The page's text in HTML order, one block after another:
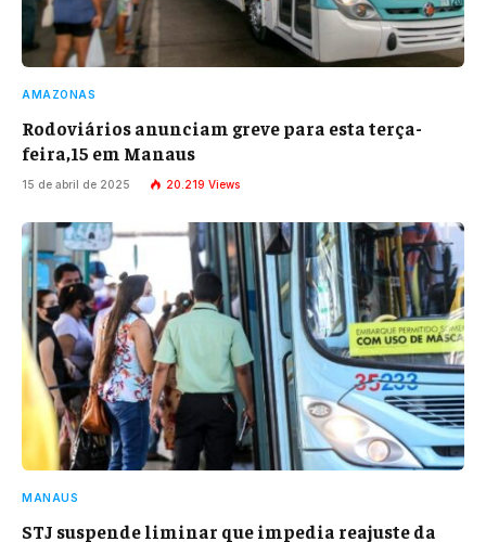
AMAZONAS
Rodoviários anunciam greve para esta terça-
feira,15 em Manaus
15 de abril de 2025 20.219 Views
MANAUS
STJ suspende liminar que impedia reajuste da